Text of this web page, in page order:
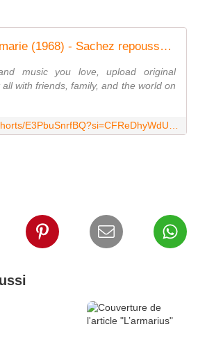
Le Gendarme se marie (1968) - Sachez repousser l'orgueil
music you love, upload original
with friends, family, and the world on